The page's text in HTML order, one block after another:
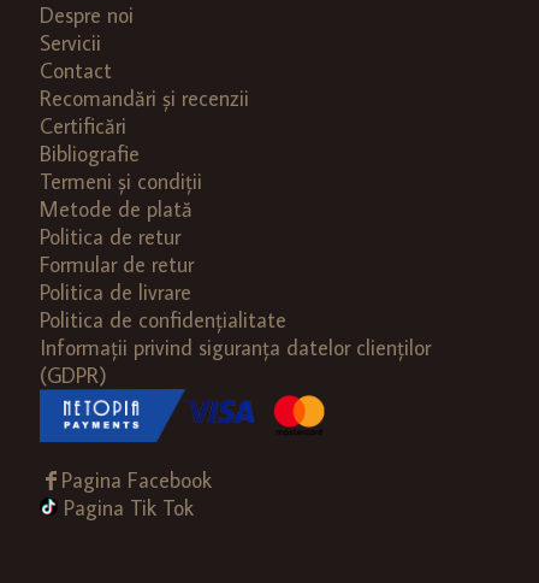
Despre noi
Servicii
Contact
Recomandări și recenzii
Certificări
Bibliografie
Termeni și condiții
Metode de plată
Politica de retur
Formular de retur
Politica de livrare
Politica de confidențialitate
Informații privind siguranța datelor clienților
(GDPR)
Pagina Facebook
Pagina Tik Tok